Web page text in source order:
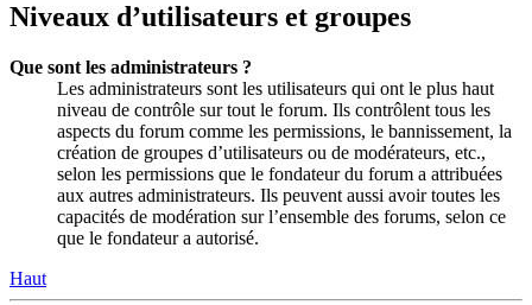
Niveaux d’utilisateurs et groupes
Que sont les administrateurs ?
Les administrateurs sont les utilisateurs qui ont le plus haut
niveau de contrôle sur tout le forum. Ils contrôlent tous les
aspects du forum comme les permissions, le bannissement, la
création de groupes d’utilisateurs ou de modérateurs, etc.,
selon les permissions que le fondateur du forum a attribuées
aux autres administrateurs. Ils peuvent aussi avoir toutes les
capacités de modération sur l’ensemble des forums, selon ce
que le fondateur a autorisé.
Haut